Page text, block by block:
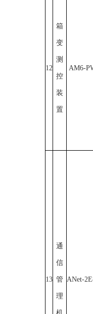
12
箱
变
测
控
装
置
AM6-
13
通
信
管
理
ANet-